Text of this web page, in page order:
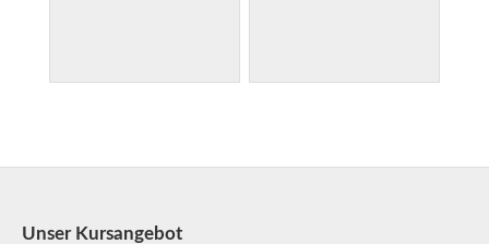
Unser Kursangebot